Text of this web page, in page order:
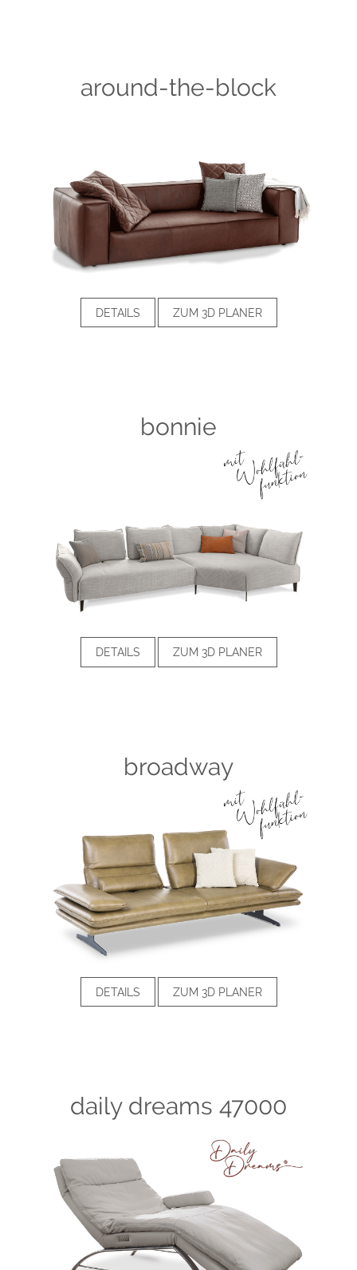
around-the-block
DETAILS ZUM 3D PLANER
bonnie
DETAILS ZUM 3D PLANER
broadway
DETAILS ZUM 3D PLANER
daily dreams 47000